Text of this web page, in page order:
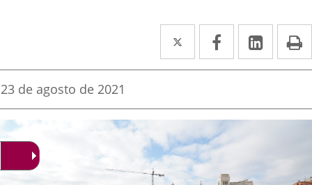
Twitter
Enlace
a
aplicación
externa.
Facebook
Enlace
a
aplicación
externa.
Enlace
a
Fecha
la
noticia
23 de agosto de 2021